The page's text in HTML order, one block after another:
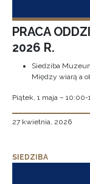
PRACA
2026 R.
Siedziba
Między wiarą a
Piątek, 1 maja – 10:00-
27 kwietnia, 2026
SIEDZIBA